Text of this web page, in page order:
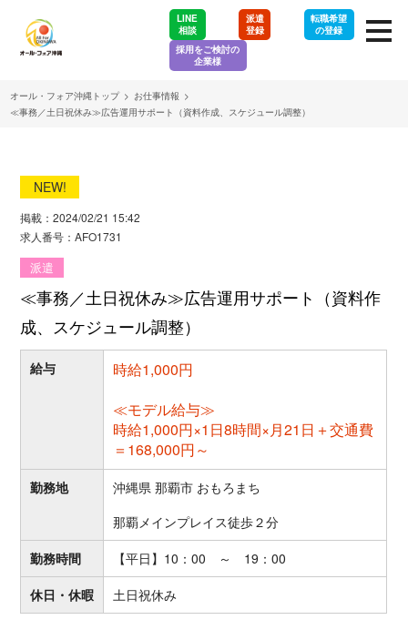
LINE
相談
派遣
登録
転職希望
の登録
採用をご検討の
企業様
オール・フォア沖縄トップ > お仕事情報 >
≪事務／土日祝休み≫広告運用サポート（資料作成、スケジュール調整）
NEW!
掲載：2024/02/21 15:42
求人番号：AFO1731
派遣
≪事務／土日祝休み≫広告運用サポート（資料作
成、スケジュール調整）
給与
時給1,000円
≪モデル給与≫
時給1,000円×1日8時間×月21日＋交通費
＝168,000円～
勤務地
沖縄県 那覇市 おもろまち
那覇メインプレイス徒歩２分
勤務時間
【平日】10：00 ～ 19：00
休日・休暇
土日祝休み